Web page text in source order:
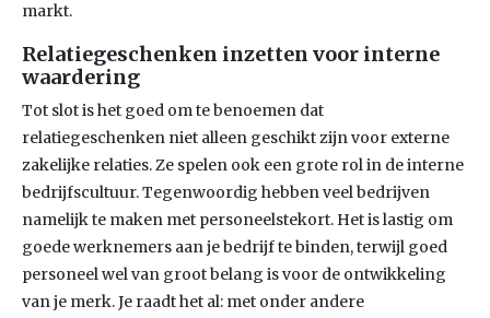
markt.
Relatiegeschenken inzetten voor interne
waardering
Tot slot is het goed om te benoemen dat
relatiegeschenken niet alleen geschikt zijn voor externe
zakelijke relaties. Ze spelen ook een grote rol in de interne
bedrijfscultuur. Tegenwoordig hebben veel bedrijven
namelijk te maken met personeelstekort. Het is lastig om
goede werknemers aan je bedrijf te binden, terwijl goed
personeel wel van groot belang is voor de ontwikkeling
van je merk. Je raadt het al: met onder andere